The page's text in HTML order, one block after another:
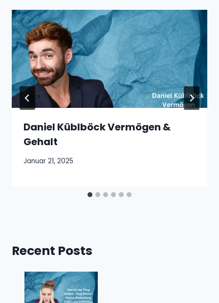
Daniel Küblböck Vermögen &
Gehalt
Januar 21, 2025
Recent Posts